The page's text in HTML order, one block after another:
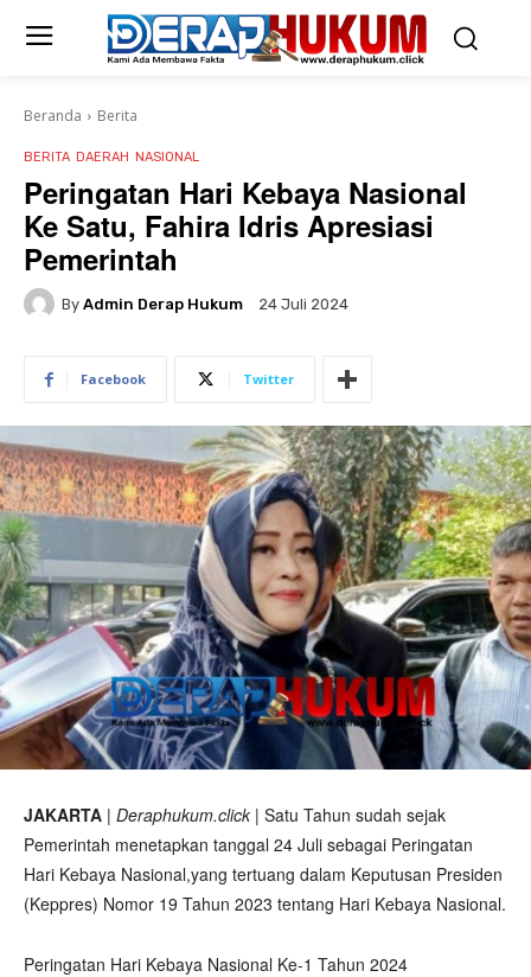
Beranda Berita
BERITA DAERAH NASIONAL
Peringatan Hari Kebaya Nasional
Ke Satu, Fahira Idris Apresiasi
Pemerintah
By Admin Derap Hukum 24 Juli 2024
Facebook Twitter
JAKARTA | Deraphukum.click | Satu Tahun sudah sejak
Pemerintah menetapkan tanggal 24 Juli sebagai Peringatan
Hari Kebaya Nasional,yang tertuang dalam Keputusan Presiden
(Keppres) Nomor 19 Tahun 2023 tentang Hari Kebaya Nasional.
Peringatan Hari Kebaya Nasional Ke-1 Tahun 2024